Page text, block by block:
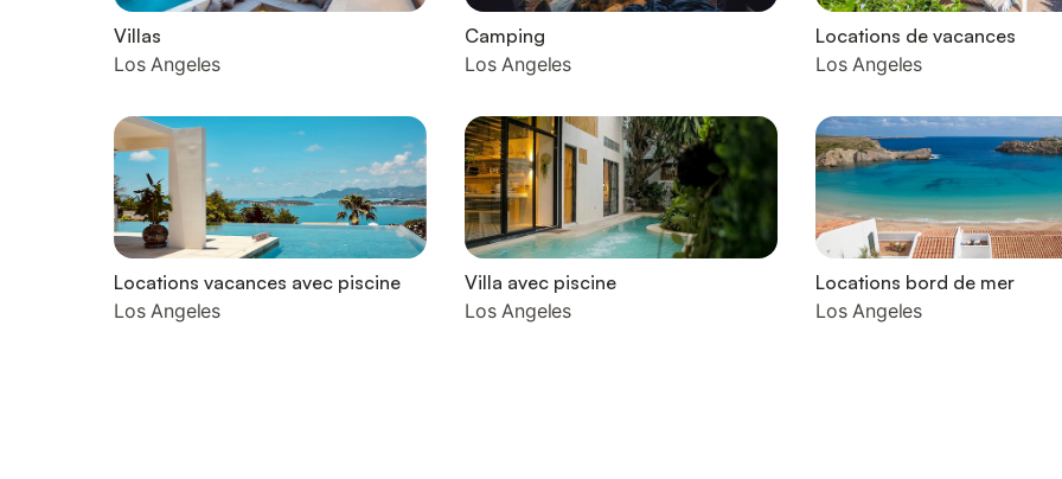
Villas
Los Angeles
Camping
Los Angeles
Locations de vacances
Los Angeles
Locations vacances avec piscine
Los Angeles
Villa avec piscine
Los Angeles
Locations bord de mer
Los Angeles